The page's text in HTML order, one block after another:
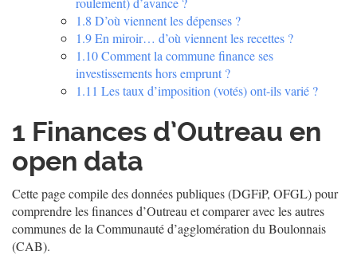
1.8 D’où viennent les dépenses ?
1.9En miroir… d’où viennent les recettes ?
1.10Comment la commune finance ses
investissements hors emprunt ?
1.11 Les taux d’imposition (votés) ont-ils varié ?
1 Finances d’Outreau en
open data
Cette page compile des données publiques (DGFiP, OFGL) pour
comprendre les finances d’Outreau et comparer avec les autres
communes de la Communauté d’agglomération du Boulonnais
(CAB).